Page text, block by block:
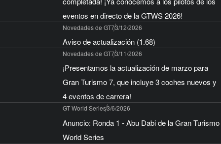
eventos en directo de la GTWS 2026!
Novedades de GT73/12/2026
Aviso de actualización (1.68)
Novedades de GT73/11/2026
¡Presentamos la actualización de marzo para
Gran Turismo 7, que incluye 3 coches nuevos y
4 eventos de carrera!
GT World Series3/6/2026
Anuncio: Ronda 1 - Abu Dabi de la Gran Turismo
World Series